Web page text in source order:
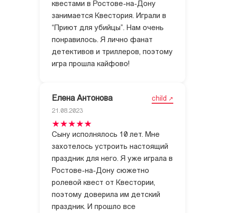
квестами в Ростове-на-Дону
занимается Квестория. Играли в
“Приют для убийцы”. Нам очень
понравилось. Я лично фанат
детективов и триллеров, поэтому
игра прошла кайфово!
Елена Антонова child
21.08.2023
Сыну исполнялось 10 лет. Мне
захотелось устроить настоящий
праздник для него. Я уже играла в
Ростове-на-Дону сюжетно
ролевой квест от Квестории,
поэтому доверила им детский
праздник. И прошло все